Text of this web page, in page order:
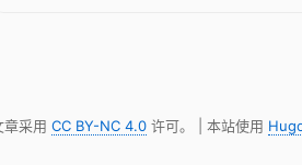
采用 CC BY-NC 4.0许可。 | 本站使用